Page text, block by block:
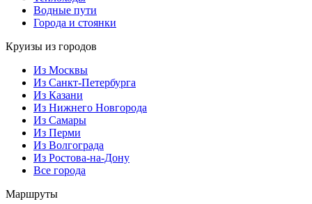
Водные пути
Города и стоянки
Круизы из городов
Из Москвы
Из Санкт-Петербурга
Из Казани
Из Нижнего Новгорода
Из Самары
Из Перми
Из Волгограда
Из Ростова-на-Дону
Все города
Маршруты